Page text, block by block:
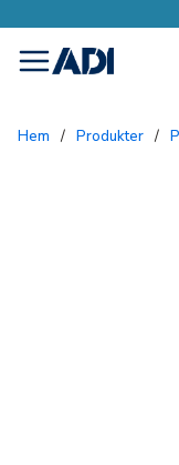
menu
Hem / Produkter /